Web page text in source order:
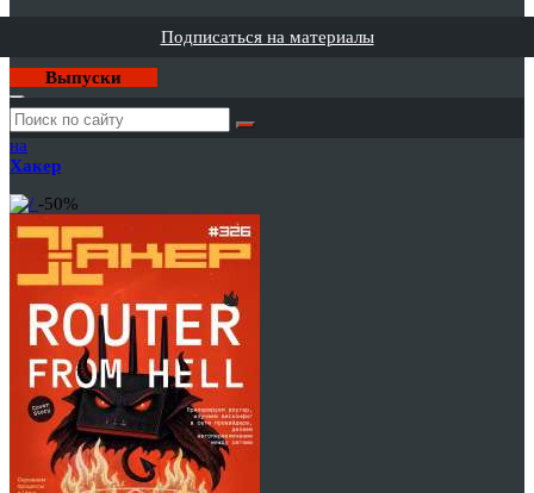
Подписаться на материалы
Выпуски
Годовая
подписка
на
Хакер
-50%